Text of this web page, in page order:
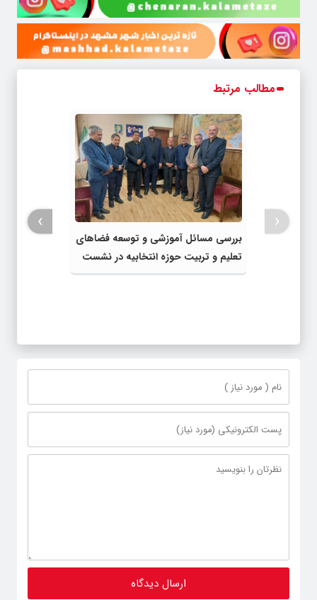
مطالب مرتبط
بررسی مسائل آموزشی و توسعه فضاهای
تعلیم و تربیت حوزه انتخابیه در نشست
مشترک عضو کمیسیون آموزش مجلس با
‹
›